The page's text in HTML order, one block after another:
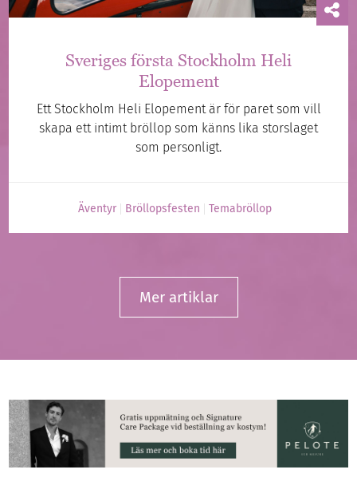
Sveriges första Stockholm Heli
Elopement
Ett Stockholm Heli Elopement är för paret som vill
skapa ett intimt bröllop som känns lika storslaget
som personligt.
Äventyr Bröllopsfesten Temabröllop
Mer artiklar